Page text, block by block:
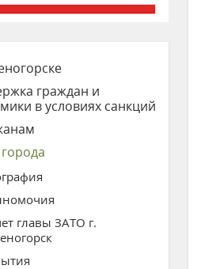
граждан и
в условиях санкций
главы ЗАТО г.